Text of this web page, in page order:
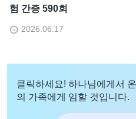
험 간증 590회
2026.06.17
클릭하세요! 하나님에게서
의 가족에게 임할 것입니다.